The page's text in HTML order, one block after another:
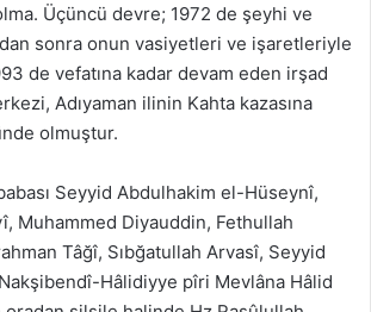
Üçüncü devre; 1972 de şeyhi ve
sonra onun vasiyetleri ve işaretleriyle
de vefatına kadar devam eden irşad
Adıyaman ilinin Kahta kazasına
olmuştur.
Seyyid Abdulhakim el-Hüseynî,
Muhammed Diyauddin, Fethullah
Tâğî, Sıbğatullah Arvasî, Seyyid
Nakşibendî-Hâlidiyye pîri Mevlâna Hâlid